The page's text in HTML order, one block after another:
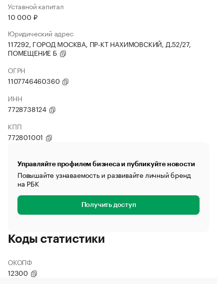
Уставной капитал
10 000 ₽
Юридический адрес
117292, ГОРОД МОСКВА, ПР-КТ НАХИМОВСКИЙ, Д.52/27,
ПОМЕЩЕНИЕ Б
ОГРН
1107746460360
ИНН
7728738124
КПП
772801001
Управляйте профилем бизнеса и публикуйте новости
Повышайте узнаваемость и развивайте личный бренд
на РБК
Получить доступ
Коды статистики
ОКОПФ
12300